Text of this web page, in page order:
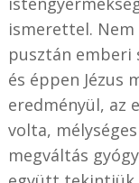
ismerettel.
pusztán emberi
és éppen Jézus
eredményül, az
volta,
megváltás